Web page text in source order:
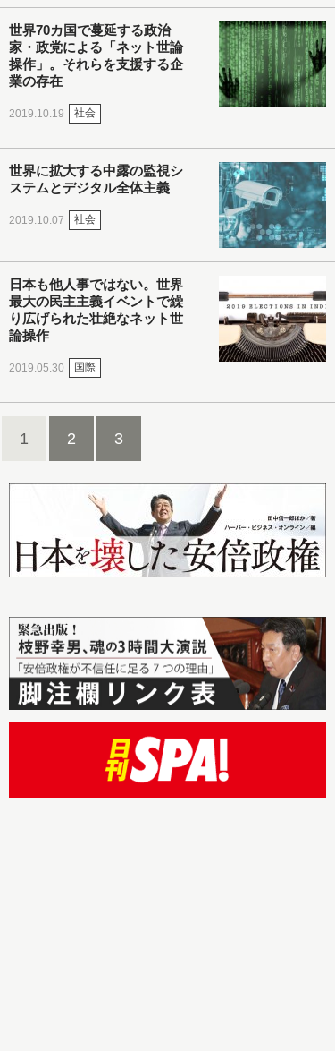
世界70カ国で蔓延する政治
家・政党による「ネット世論
操作」。それらを支援する企
業の存在
2019.10.19 社会
世界に拡大する中露の監視シ
ステムとデジタル全体主義
2019.10.07 社会
日本も他人事ではない。世界
最大の民主主義イベントで繰
り広げられた壮絶なネット世
論操作
2019.05.30 国際
1 2 3